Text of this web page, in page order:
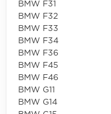
BMW F31
BMW F32
BMW F33
BMW F34
BMW F36
BMW F45
BMW F46
BMW G11
BMW G14